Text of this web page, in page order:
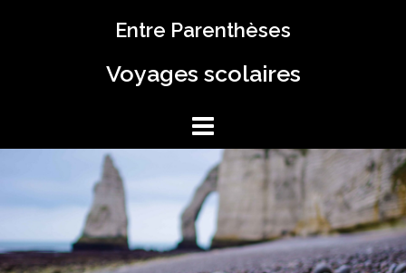
Entre Parenthèses
Voyages scolaires